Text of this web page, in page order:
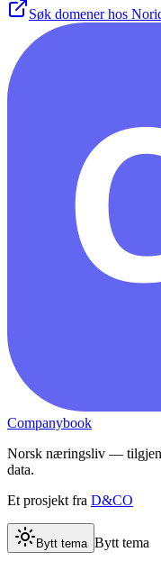
Søk domener hos
Companybook
Norsk næringsliv —
data.
Et prosjekt fra D&CO
Bytt tema Bytt tema